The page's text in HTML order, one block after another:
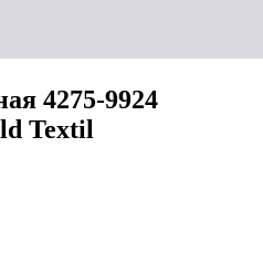
4275-9924
Textil